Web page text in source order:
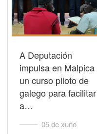
A Deputación
impulsa en Malpica
un curso piloto de
galego para facilitar
a…
05 de xuño